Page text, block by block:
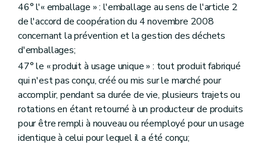
46° l'« emballage » : l'emballage au sens de l'article 2
de l'accord de coopération du 4 novembre 2008
concernant la prévention et la gestion des déchets
d'emballages;
47° le « produit à usage unique » : tout produit fabriqué
qui n'est pas conçu, créé ou mis sur le marché pour
accomplir, pendant sa durée de vie, plusieurs trajets ou
rotations en étant retourné à un producteur de produits
pour être rempli à nouveau ou réemployé pour un usage
identique à celui pour lequel il a été conçu;